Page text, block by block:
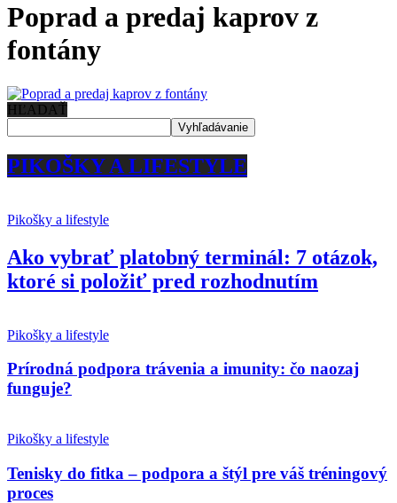
Poprad a predaj kaprov z
fontány
HĽADAŤ
PIKOŠKY A LIFESTYLE
Pikošky a lifestyle
Ako vybrať platobný terminál: 7 otázok,
ktoré si položiť pred rozhodnutím
Pikošky a lifestyle
Prírodná podpora trávenia a imunity: čo naozaj
funguje?
Pikošky a lifestyle
Tenisky do fitka – podpora a štýl pre váš tréningový
proces